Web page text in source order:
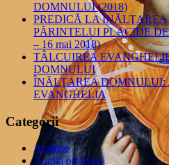
DOMNULUI (2018)
PREDICĂ LA
PĂRINTELUI PLACIDE
– 16 mai 2018)
TÂLCUIREA
DOMNULUI
ÎNĂLŢAREA DOMNULUI:
EVANGHELIA
Categorii
Acatiste
Anglia ortodoxă